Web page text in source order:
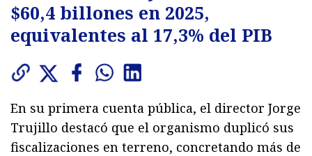
$60,4 billones en 2025,
equivalentes al 17,3% del PIB
En su primera cuenta pública, el director Jorge
Trujillo destacó que el organismo duplicó sus
fiscalizaciones en terreno, concretando más de